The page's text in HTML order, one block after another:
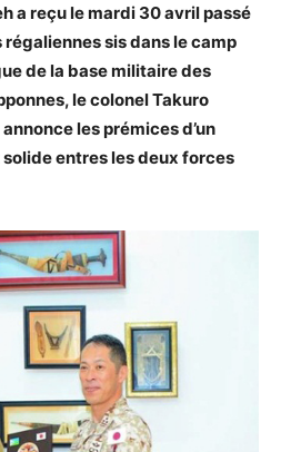
a reçu le mardi 30 avril passé
sis dans le camp
de la base militaire des
le colonel Takuro
les prémices d’un
entres les deux forces